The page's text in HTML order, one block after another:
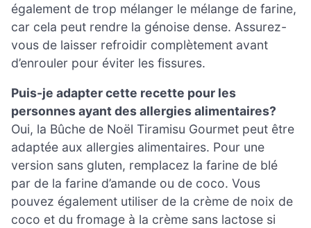
également de trop mélanger le mélange de farine,
car cela peut rendre la génoise dense. Assurez-
vous de laisser refroidir complètement avant
d’enrouler pour éviter les fissures.
Puis-je adapter cette recette pour les
personnes ayant des allergies alimentaires?
Oui, la Bûche de Noël Tiramisu Gourmet peut être
adaptée aux allergies alimentaires. Pour une
version sans gluten, remplacez la farine de blé
par de la farine d’amande ou de coco. Vous
pouvez également utiliser de la crème de noix de
coco et du fromage à la crème sans lactose si